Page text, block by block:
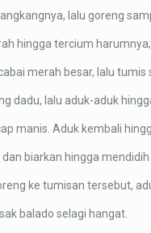
lalu goreng
hingga tercium harumnya;
merah besar, lalu tumis
dadu, lalu aduk-aduk
manis. Aduk kembali
dan biarkan hingga
ke tumisan tersebut,
balado selagi hangat.